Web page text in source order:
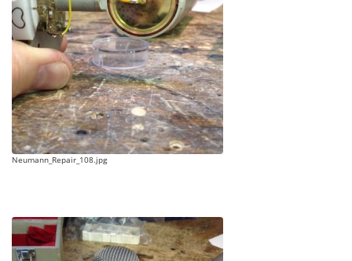
Neumann_Repair_108.jpg